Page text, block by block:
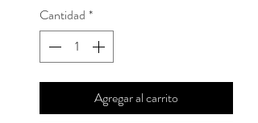
Cantidad *
Agregar al carrito